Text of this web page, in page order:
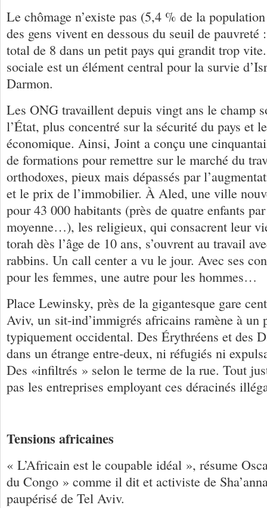
Le chômage n’existe pas (5,4 % de la
des gens vivent en dessous du seuil de
total de 8 dans un petit pays qui grandit trop
sociale est un élément central pour la survie
Darmon.
Les ONG travaillent depuis vingt ans le champ
l’État, plus concentré sur la sécurité du pays et
économique. Ainsi, Joint a conçu une
de formations pour remettre sur le marché du
orthodoxes, pieux mais dépassés par
et le prix de l’immobilier. À Aled, une ville
pour 43 000 habitants (près de quatre enfants
moyenne…), les religieux, qui consacrent leur
torah dès l’âge de 10 ans, s’ouvrent au travail
rabbins. Un call center a vu le jour. Avec ses
pour les femmes, une autre pour les hommes…
Place Lewinsky, près de la gigantesque gare
Aviv, un sit-ind’immigrés africains ramène à un
typiquement occidental. Des Érythréens et des
dans un étrange entre-deux, ni réfugiés ni
Des «infiltrés » selon le terme de la rue. Tout
pas les entreprises employant ces déracinés
Tensions africaines
« L’Africain est le coupable idéal », résume
du Congo » comme il dit et activiste de
paupérisé de Tel Aviv.